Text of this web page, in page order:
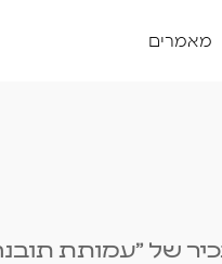
מאמרים
של "עמותת